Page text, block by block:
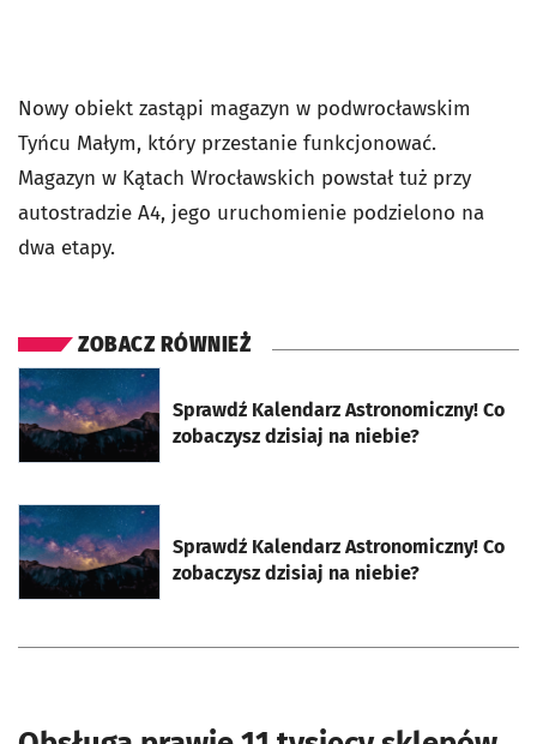
Nowy obiekt zastąpi magazyn w podwrocławskim
Tyńcu Małym, który przestanie funkcjonować.
Magazyn w Kątach Wrocławskich powstał tuż przy
autostradzie A4, jego uruchomienie podzielono na
dwa etapy.
ZOBACZ RÓWNIEŻ
Sprawdź Kalendarz Astronomiczny! Co
zobaczysz dzisiaj na niebie?
otworzy się w nowej karcie
Sprawdź Kalendarz Astronomiczny! Co
zobaczysz dzisiaj na niebie?
otworzy się w nowej karcie